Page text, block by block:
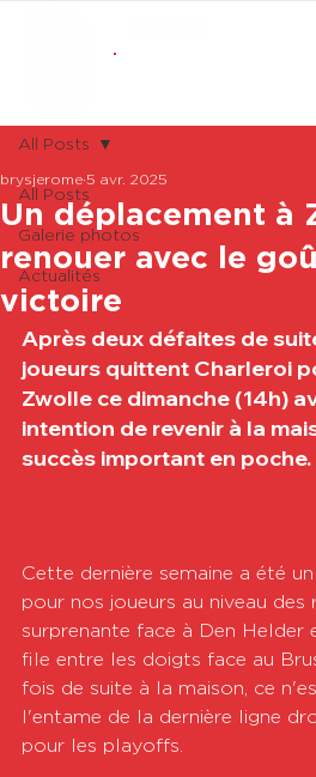
All Posts
Galerie photos
Actualités
All Posts
Un déplacement à
renouer avec le
victoire
brysjerome 5 avr. 2025
Après deux défaites de
joueurs quittent Charleroi
Zwolle ce dimanche (14h)
intention de revenir à la
succès important en poche.
Cette dernière semaine a été
pour nos joueurs au niveau des
surprenante face à Den Helder
file entre les doigts face au
fois de suite à la maison, ce
l'entame de la dernière ligne
pour les playoffs.